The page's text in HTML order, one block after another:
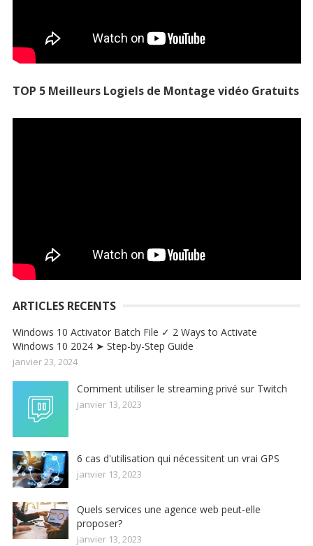
TOP 5 Meilleurs Logiels de Montage vidéo Gratuits
ARTICLES RECENTS
Windows 10 Activator Batch File ✓ 2 Ways to Activate
Windows 10 2024 ➤ Step-by-Step Guide
janvier 23, 2024
Comment utiliser le streaming privé sur Twitch
janvier 13, 2023
6 cas d'utilisation qui nécessitent un vrai GPS
janvier 13, 2023
Quels services une agence web peut-elle
proposer?
janvier 13, 2023